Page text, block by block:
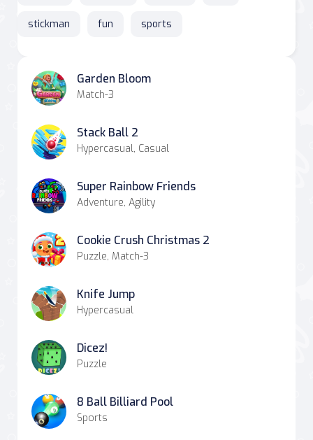
stickman fun sports
Garden Bloom
Match-3
Stack Ball 2
Hypercasual, Casual
Super Rainbow Friends
Adventure, Agility
Cookie Crush Christmas 2
Puzzle, Match-3
Knife Jump
Hypercasual
Dicez!
Puzzle
8 Ball Billiard Pool
Sports